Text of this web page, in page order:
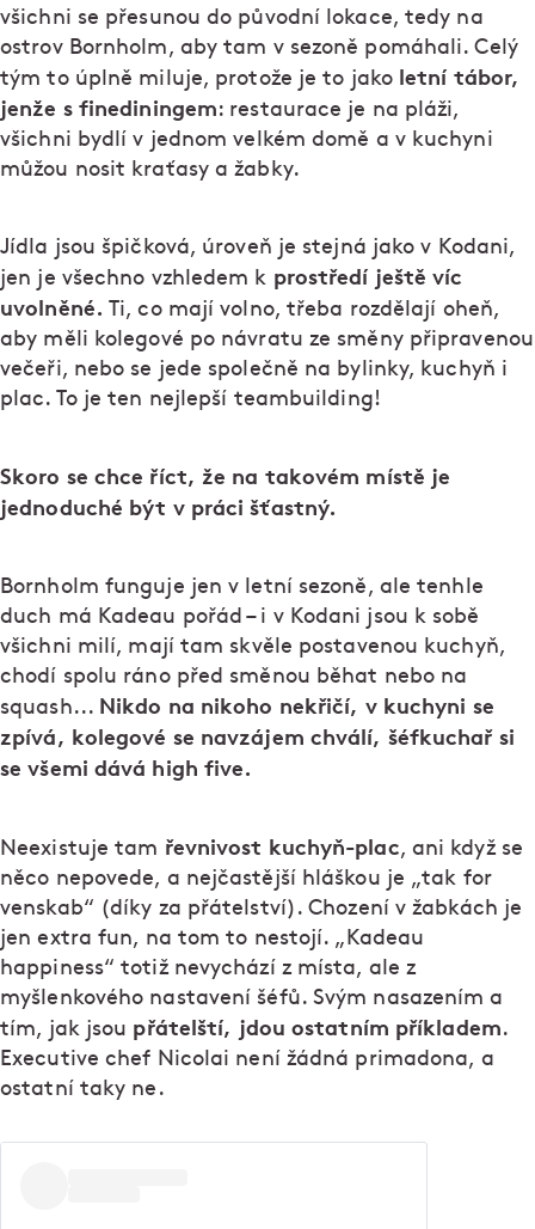
všichni se přesunou do původní lokace, tedy na
ostrov Bornholm, aby tam v sezoně pomáhali. Celý
tým to úplně miluje, protože je to jako letní tábor,
jenže s finediningem: restaurace je na pláži,
všichni bydlí v jednom velkém domě a v kuchyni
můžou nosit kraťasy a žabky.
Jídla jsou špičková, úroveň je stejná jako v Kodani,
jen je všechno vzhledem k prostředí ještě víc
uvolněné. Ti, co mají volno, třeba rozdělají oheň,
aby měli kolegové po návratu ze směny připravenou
večeři, nebo se jede společně na bylinky, kuchyň i
plac. To je ten nejlepší teambuilding!
Skoro se chce říct, že na takovém místě je
jednoduché být v práci šťastný.
Bornholm funguje jen v letní sezoně, ale tenhle
duch má Kadeau pořád – i v Kodani jsou k sobě
všichni milí, mají tam skvěle postavenou kuchyň,
chodí spolu ráno před směnou běhat nebo na
squash... Nikdo na nikoho nekřičí, v kuchyni se
zpívá, kolegové se navzájem chválí, šéfkuchař si
se všemi dává high five.
Neexistuje tam řevnivost kuchyň-plac, ani když se
něco nepovede, a nejčastější hláškou je „tak for
venskab“ (díky za přátelství). Chození v žabkách je
jen extra fun, na tom to nestojí. „Kadeau
happiness“ totiž nevychází z místa, ale z
myšlenkového nastavení šéfů. Svým nasazením a
tím, jak jsou přátelští, jdou ostatním příkladem.
Executive chef Nicolai není žádná primadona, a
ostatní taky ne.